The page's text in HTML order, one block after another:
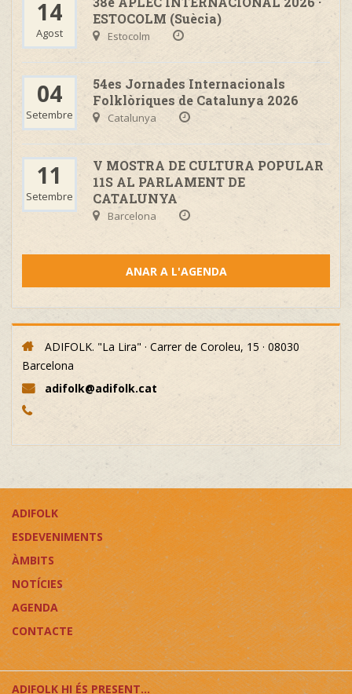
14
Agost
ESTOCOLM (Suècia)
Estocolm
04
Setembre
54es Jornades Internacionals
Folklòriques de Catalunya 2026
Catalunya
11
Setembre
V MOSTRA DE CULTURA POPULAR
11S AL PARLAMENT DE
CATALUNYA
Barcelona
ANAR A L'AGENDA
ADIFOLK. "La Lira" · Carrer de Coroleu, 15 · 08030
Barcelona
adifolk@adifolk.cat
ADIFOLK
ESDEVENIMENTS
ÀMBITS
NOTÍCIES
AGENDA
CONTACTE
ADIFOLK HI ÉS PRESENT...